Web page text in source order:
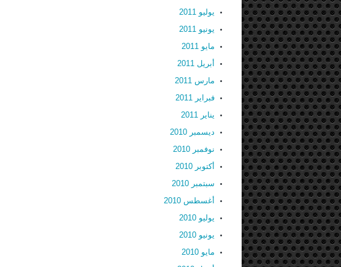
يوليو 2011
يونيو 2011
مايو 2011
أبريل 2011
مارس 2011
فبراير 2011
يناير 2011
ديسمبر 2010
نوفمبر 2010
أكتوبر 2010
سبتمبر 2010
أغسطس 2010
يوليو 2010
يونيو 2010
مايو 2010